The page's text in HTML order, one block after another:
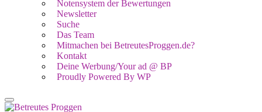
Notensystem der Bewertungen
Newsletter
Suche
Das Team
Mitmachen bei BetreutesProggen.de?
Kontakt
Deine Werbung/Your ad @ BP
Proudly Powered By WP